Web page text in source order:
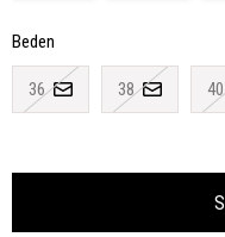
Beden
36 38 40